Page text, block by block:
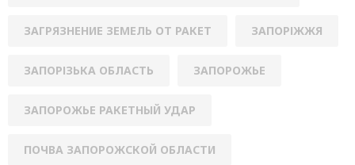
ЗАГРЯЗНЕНИЕ ЗЕМЕЛЬ ОТ РАКЕТ ЗАПОРІЖЖЯ
ЗАПОРІЗЬКА ОБЛАСТЬ ЗАПОРОЖЬЕ
ЗАПОРОЖЬЕ РАКЕТНЫЙ УДАР
ПОЧВА ЗАПОРОЖСКОЙ ОБЛАСТИ